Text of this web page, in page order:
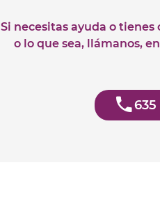
Si necesitas ayuda o
o lo que sea, llámanos,
635